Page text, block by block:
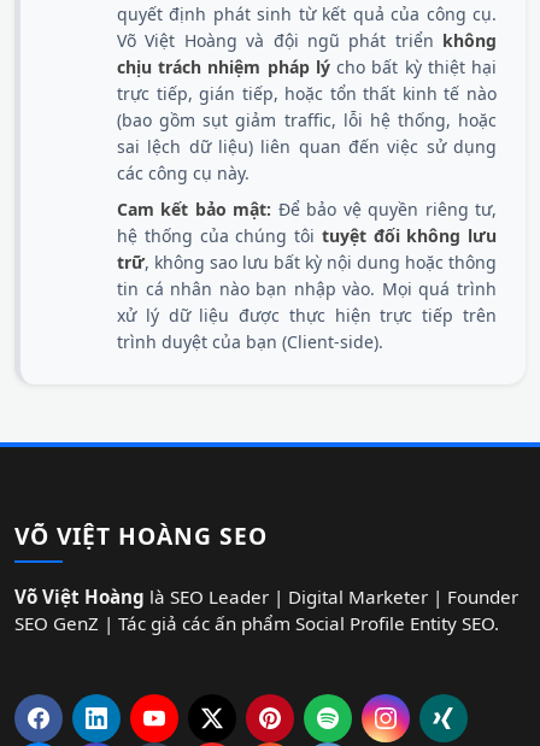
quyết định phát sinh từ kết quả của công cụ.
Võ Việt Hoàng và đội ngũ phát triển không
chịu trách nhiệm pháp lýcho bất kỳ thiệt hại
trực tiếp, gián tiếp, hoặc tổn thất kinh tế nào
(bao gồm sụt giảm traffic, lỗi hệ thống, hoặc
sai lệch dữ liệu) liên quan đến việc sử dụng
các công cụ này.
Cam kết bảo mật: Để bảo vệ quyền riêng tư,
hệ thống của chúng tôi tuyệt đối không lưu
trữ, không sao lưu bất kỳ nội dung hoặc thông
tin cá nhân nào bạn nhập vào. Mọi quá trình
xử lý dữ liệu được thực hiện trực tiếp trên
trình duyệt của bạn (Client-side).
VÕ VIỆT HOÀNG SEO
Võ Việt Hoàng là SEO Leader | Digital Marketer | Founder
SEO GenZ | Tác giả các ấn phẩm Social Profile Entity SEO.